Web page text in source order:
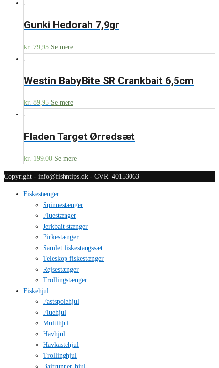
Gunki Hedorah 7,9gr
kr. 79,95 Se mere
Westin BabyBite SR Crankbait 6,5cm
kr. 89,95 Se mere
Fladen Target Ørredsæt
kr. 199,00 Se mere
Copyright - info@fishntips.dk - CVR: 40153063
Fiskestænger
Spinnestænger
Fluestænger
Jerkbait stænger
Pirkestænger
Samlet fiskestangssæt
Teleskop fiskestænger
Rejsestænger
Trollingstænger
Fiskehjul
Fastspolehjul
Fluehjul
Multihjul
Havhjul
Havkastehjul
Trollinghjul
Baitrunner-hjul